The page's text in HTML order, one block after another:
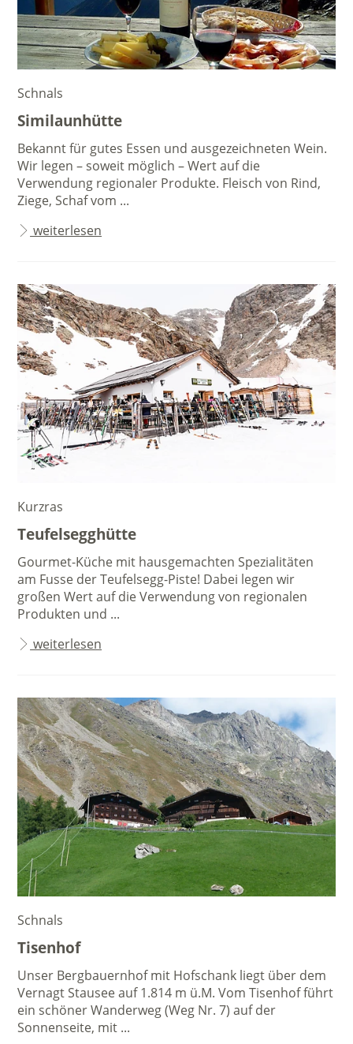
Schnals
Similaunhütte
Bekannt für gutes Essen und ausgezeichneten Wein.
Wir legen – soweit möglich – Wert auf die
Verwendung regionaler Produkte. Fleisch von Rind,
Ziege, Schaf vom ...
weiterlesen
Kurzras
Teufelsegghütte
Gourmet-Küche mit hausgemachten Spezialitäten
am Fusse der Teufelsegg-Piste! Dabei legen wir
großen Wert auf die Verwendung von regionalen
Produkten und ...
weiterlesen
Schnals
Tisenhof
Unser Bergbauernhof mit Hofschank liegt über dem
Vernagt Stausee auf 1.814 m ü.M. Vom Tisenhof führt
ein schöner Wanderweg (Weg Nr. 7) auf der
Sonnenseite, mit ...